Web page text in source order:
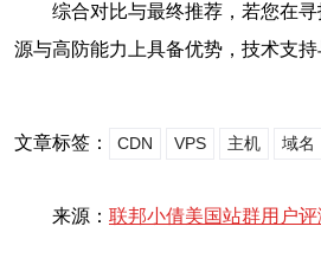
综合对比与最终推荐，若您在
源与高防能力上具备优势，技术支
文章标签： CDN VPS 主机 域名
来源： 联邦小倩美国站群用户